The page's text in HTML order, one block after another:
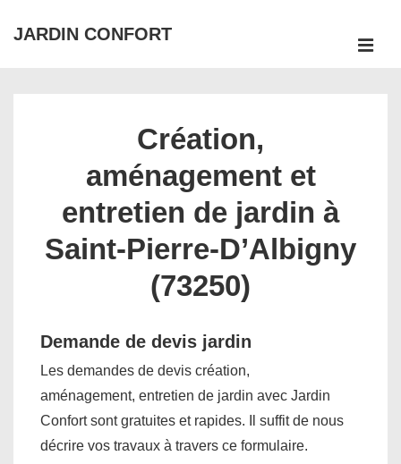
passer
JARDIN CONFORT
Création,
aménagement et
entretien de jardin à
Saint-Pierre-D’Albigny
(73250)
Demande de devis jardin
Les demandes de devis création,
aménagement, entretien de jardin avec Jardin
Confort sont gratuites et rapides. Il suffit de nous
décrire vos travaux à travers ce formulaire.